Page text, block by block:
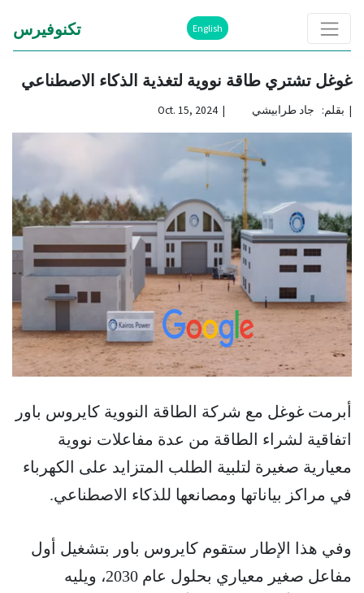
English تكنوفيرس
غوغل تشتري طاقة نووية لتغذية الذكاء الاصطناعي
| بقلم: جاد طرابيشي | Oct. 15, 2024
أبرمت غوغل مع شركة الطاقة النووية كايروس باور
اتفاقية لشراء الطاقة من عدة مفاعلات نووية
معيارية صغيرة لتلبية الطلب المتزايد على الكهرباء
في مراكز بياناتها ومصانعها للذكاء الاصطناعي.
وفي هذا الإطار ستقوم كايروس باور بتشغيل أول
مفاعل صغير معياري بحلول عام 2030، ويليه